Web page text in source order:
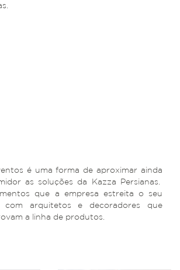
é uma forma de aproximar ainda
as soluções da Kazza Persianas.
que a empresa estreita o seu
com arquitetos e decoradores que
a linha de produtos.